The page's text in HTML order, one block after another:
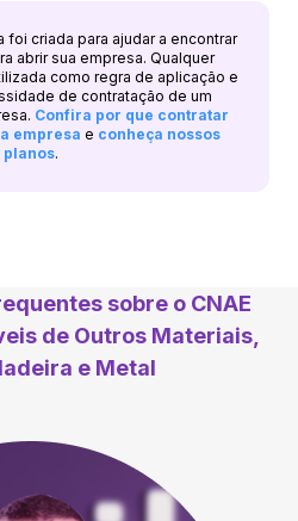
foi criada para ajudar a encontrar
abrir sua empresa. Qualquer
como regra de aplicação e
de contratação de um
Confira por que contratar
empresa e conheça nossos
planos.
sobre o CNAE
de Outros Materiais,
e Metal